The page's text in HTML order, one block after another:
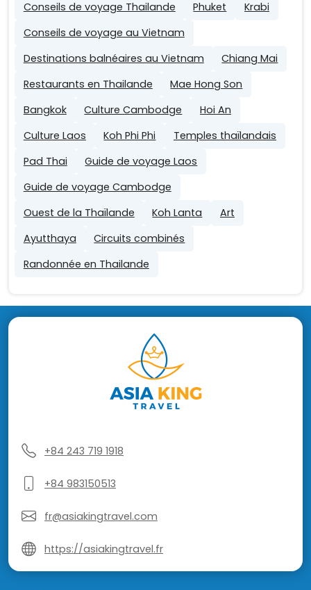
Conseils de voyage Thailande
Phuket
Krabi
Conseils de voyage au Vietnam
Destinations balnéaires au Vietnam
Chiang Mai
Restaurants en Thailande
Mae Hong Son
Bangkok
Culture Cambodge
Hoi An
Culture Laos
Koh Phi Phi
Temples thaïlandais
Pad Thai
Guide de voyage Laos
Guide de voyage Cambodge
Ouest de la Thaïlande
Koh Lanta
Art
Ayutthaya
Circuits combinés
Randonnée en Thailande
+84 243 719 1918
+84 983150513
fr@asiakingtravel.com
https://asiakingtravel.fr